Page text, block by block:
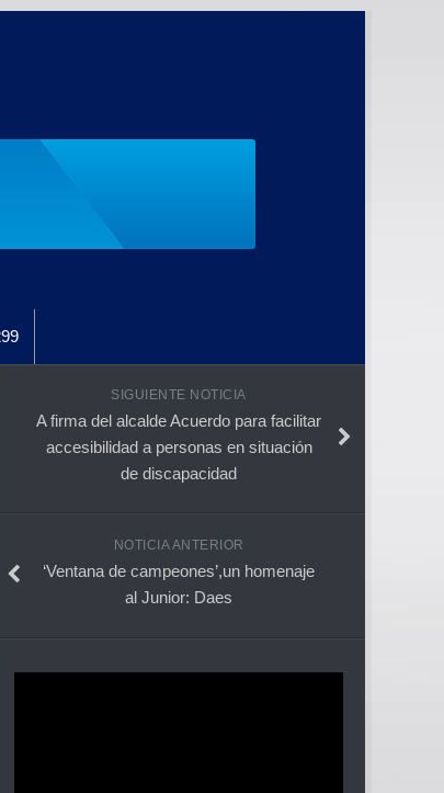
SIGUIENTE NOTICIA
A firma del alcalde Acuerdo para facilitar
accesibilidad a personas en situación
de discapacidad
NOTICIA ANTERIOR
‘Ventana de campeones’,un homenaje
al Junior: Daes